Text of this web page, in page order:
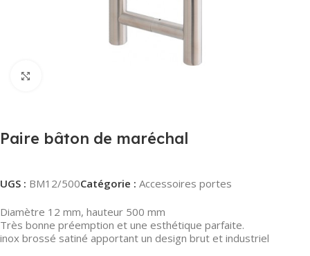
Paire bâton de maréchal
UGS : BM12/500Catégorie : Accessoires portes
Diamètre 12 mm, hauteur 500 mm
Très bonne préemption et une esthétique parfaite.
inox brossé satiné apportant un design brut et industriel